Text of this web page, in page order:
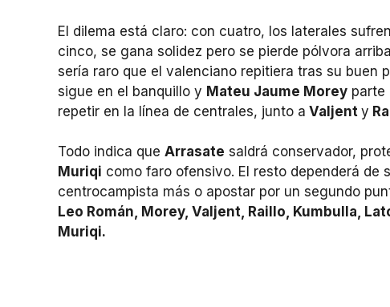
El dilema está claro: con cuatro, los laterales
cinco, se gana solidez pero se pierde pólvora
sería raro que el valenciano repitiera tras su buen
sigue en el banquillo y Mateu Jaume Morey parte
repetir en la línea de centrales, junto a Valjent y
Todo indica que Arrasate saldrá conservador,
Muriqi como faro ofensivo. El resto dependerá de
centrocampista más o apostar por un segundo
Leo Román, Morey, Valjent, Raillo, Kumbulla,
Muriqi.